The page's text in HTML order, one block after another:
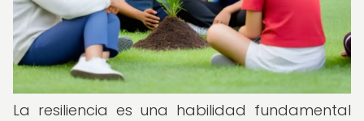
La resiliencia es una habilidad fundamental